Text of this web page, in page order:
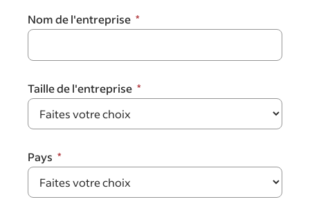
Nom de l'entreprise
Taille de l'entreprise
Pays